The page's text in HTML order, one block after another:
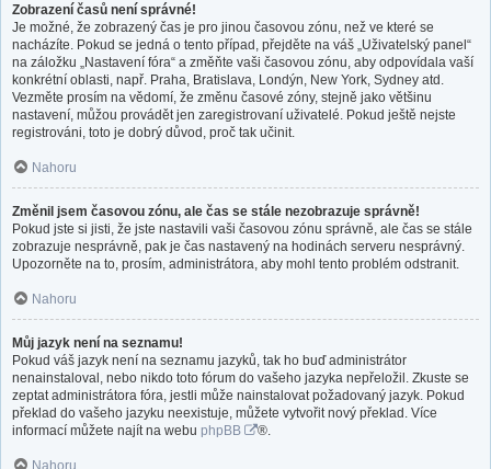
Zobrazení časů není správné!
Je možné, že zobrazený čas je pro jinou časovou zónu, než ve které se
nacházíte. Pokud se jedná o tento případ, přejděte na váš „Uživatelský panel“
na záložku „Nastavení fóra“ a změňte vaši časovou zónu, aby odpovídala vaší
konkrétní oblasti, např. Praha, Bratislava, Londýn, New York, Sydney atd.
Vezměte prosím na vědomí, že změnu časové zóny, stejně jako většinu
nastavení, můžou provádět jen zaregistrovaní uživatelé. Pokud ještě nejste
registrováni, toto je dobrý důvod, proč tak učinit.
Nahoru
Změnil jsem časovou zónu, ale čas se stále nezobrazuje správně!
Pokud jste si jisti, že jste nastavili vaši časovou zónu správně, ale čas se stále
zobrazuje nesprávně, pak je čas nastavený na hodinách serveru nesprávný.
Upozorněte na to, prosím, administrátora, aby mohl tento problém odstranit.
Nahoru
Můj jazyk není na seznamu!
Pokud váš jazyk není na seznamu jazyků, tak ho buď administrátor
nenainstaloval, nebo nikdo toto fórum do vašeho jazyka nepřeložil. Zkuste se
zeptat administrátora fóra, jestli může nainstalovat požadovaný jazyk. Pokud
překlad do vašeho jazyku neexistuje, můžete vytvořit nový překlad. Více
informací můžete najít na webu phpBB ®.